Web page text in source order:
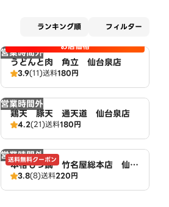
ランキング順 フィルター
営業時間外 お店価格
うどんと肉 角立 仙台泉店
3.9(11)送料180円
営業時間外
鶏天 豚天 通天道 仙台泉店
4.2(21)送料180円
営業時間外
送料無料クーポン
本格もつ鍋 竹名屋総本店 仙台
泉店
3.8(8)送料220円